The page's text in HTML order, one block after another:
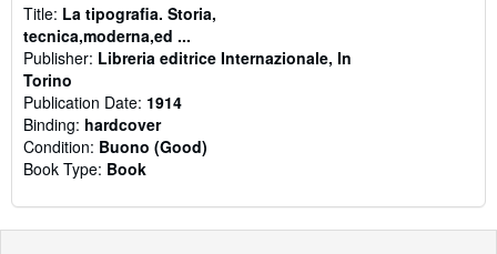
Title: La tipografia. Storia,
tecnica,moderna,ed ...
Publisher: Libreria editrice Internazionale, In
Torino
Publication Date: 1914
Binding: hardcover
Condition: Buono (Good)
Book Type: Book